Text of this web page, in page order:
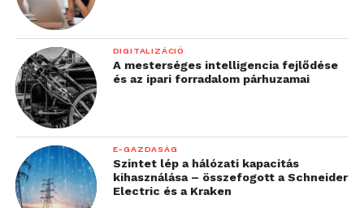
DIGITALIZÁCIÓ
A mesterséges intelligencia fejlődése
és az ipari forradalom párhuzamai
E-GAZDASÁG
Szintet lép a hálózati kapacitás
kihasználása – összefogott a Schneider
Electric és a Kraken